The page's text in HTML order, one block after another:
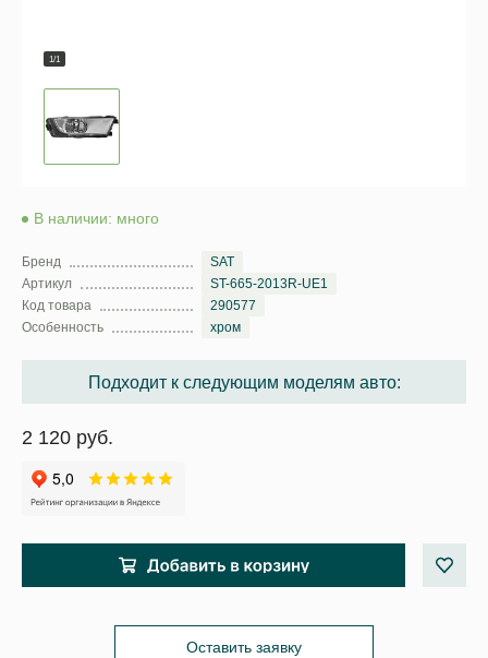
1/1
В наличии: много
Бренд
SAT
Артикул
ST-665-2013R-UE1
Код товара
290577
Особенность
хром
Подходит к следующим моделям авто:
2 120 руб.
Оставить заявку